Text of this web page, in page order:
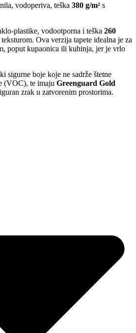
vodoperiva, teška 380 g/m² s
plastike, vodootporna i teška 260
Ova verzija tapete idealna je za
poput kupaonica ili kuhinja, jer je vrlo
sigurne boje koje ne sadrže štetne
(VOC), te imaju Greenguard Gold
zrak u zatvorenim prostorima.